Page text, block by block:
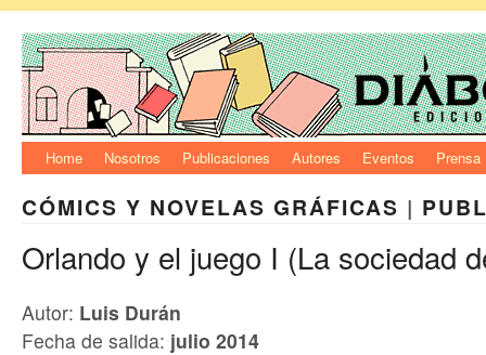
Home Nosotros Publicaciones Autores Eventos Prensa
CÓMICS Y NOVELAS GRÁFICAS |
Orlando y el juego I (La sociedad
Autor: Luis Durán
Fecha de salida: julio 2014